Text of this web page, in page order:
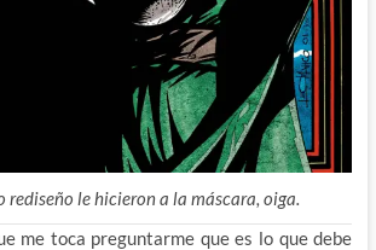
rediseño le hicieron a la máscara, oiga.
me toca preguntarme que es lo que debe